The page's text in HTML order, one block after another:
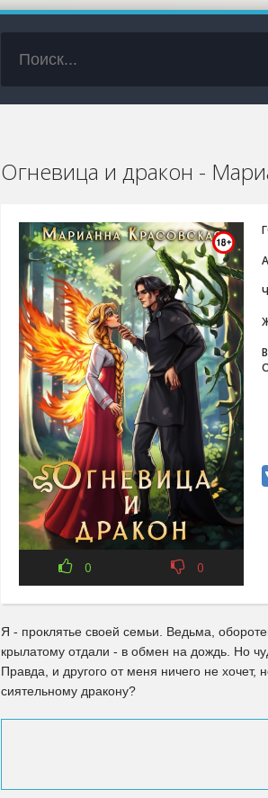
Огневица и дракон -
0 0
Я - проклятье своей семьи. Ведьма,
крылатому отдали - в обмен на дождь. Но
Правда, и другого от меня ничего не
сиятельному дракону?